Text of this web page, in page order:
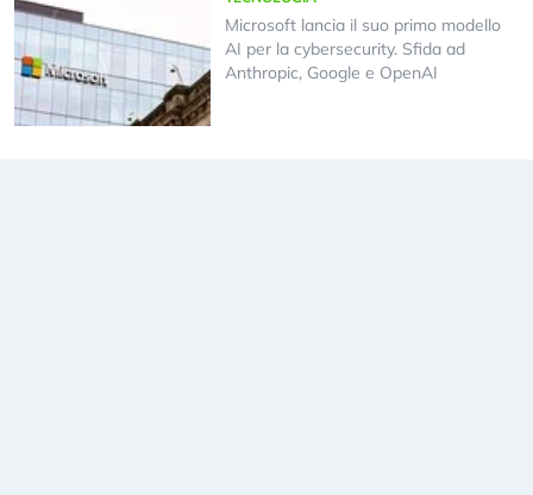
Microsoft lancia il suo primo modello
AI per la cybersecurity. Sfida ad
Anthropic, Google e OpenAI